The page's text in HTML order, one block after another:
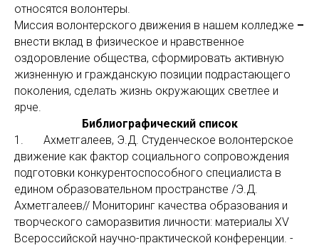
относятся волонтеры.
Миссия волонтерского движения в нашем колледже –
внести вклад в физическое и нравственное
оздоровление общества, сформировать активную
жизненную и гражданскую позиции подрастающего
поколения, сделать жизнь окружающих светлее и
ярче.
Библиографический список
1. Ахметгалеев, Э.Д. Студенческое волонтерское
движение как фактор социального сопровождения
подготовки конкурентоспособного специалиста в
едином образовательном пространстве /Э.Д.
Ахметгалеев// Мониторинг качества образования и
творческого саморазвития личности: материалы XV
Всероссийской научно-практической конференции. -